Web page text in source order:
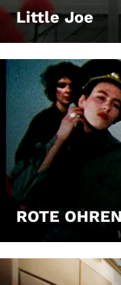
Little Joe
ROTE